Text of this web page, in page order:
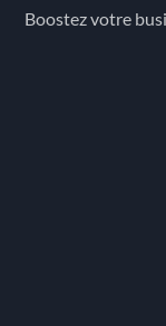
Boostez votre